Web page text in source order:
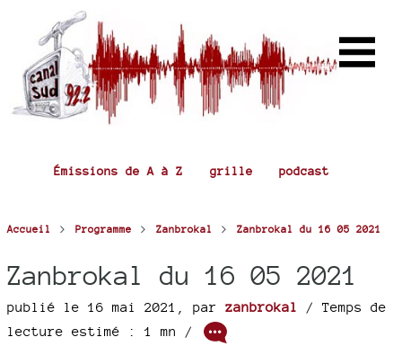
Émissions de A à Z grille podcast
Accueil > Programme > Zanbrokal > Zanbrokal du 16 05 2021
Zanbrokal du 16 05 2021
publié le 16 mai 2021 par zanbrokal
/ Temps de
lecture estimé : 1 mn /